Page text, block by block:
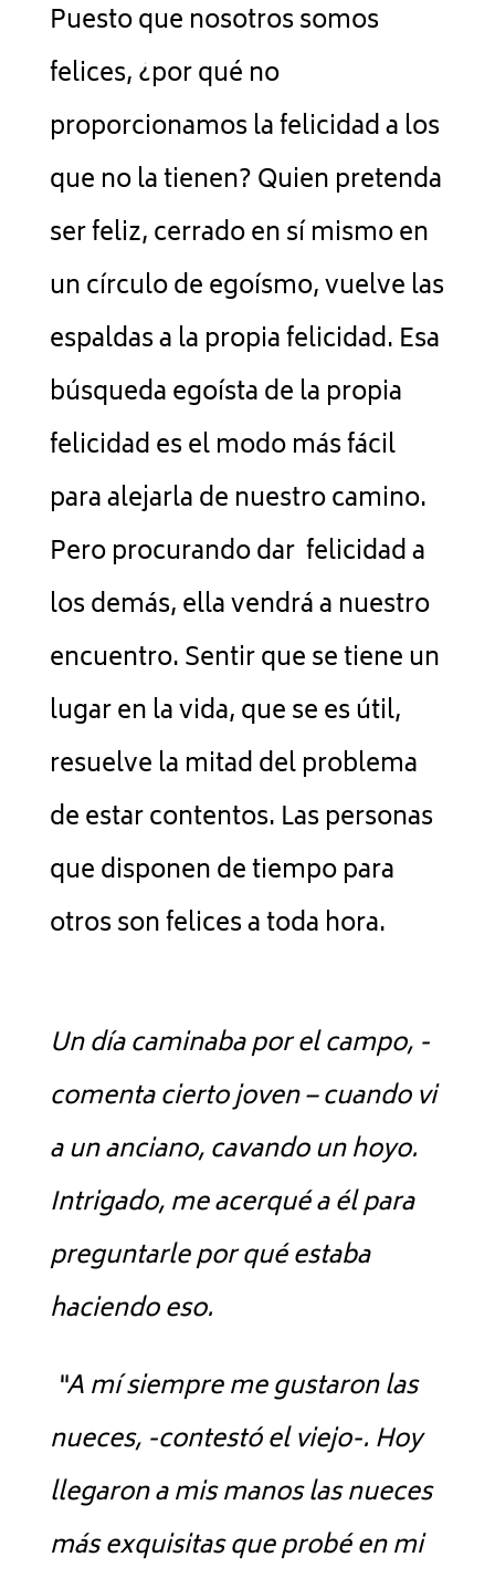
Puesto que nosotros somos
felices, ¿por qué no
proporcionamos la felicidad a los
que no la tienen? Quien pretenda
ser feliz, cerrado en sí mismo en
un círculo de egoísmo, vuelve las
espaldas a la propia felicidad. Esa
búsqueda egoísta de la propia
felicidad es el modo más fácil
para alejarla de nuestro camino.
Pero procurando dar felicidad a
los demás, ella vendrá a nuestro
encuentro. Sentir que se tiene un
lugar en la vida, que se es útil,
resuelve la mitad del problema
de estar contentos. Las personas
que disponen de tiempo para
otros son felices a toda hora.
Un día caminaba por el campo, -
comenta cierto joven – cuando vi
a un anciano, cavando un hoyo.
Intrigado, me acerqué a él para
preguntarle por qué estaba
haciendo eso.
“A mí siempre me gustaron las
nueces, -contestó el viejo-. Hoy
llegaron a mis manos las nueces
más exquisitas que probé en mi